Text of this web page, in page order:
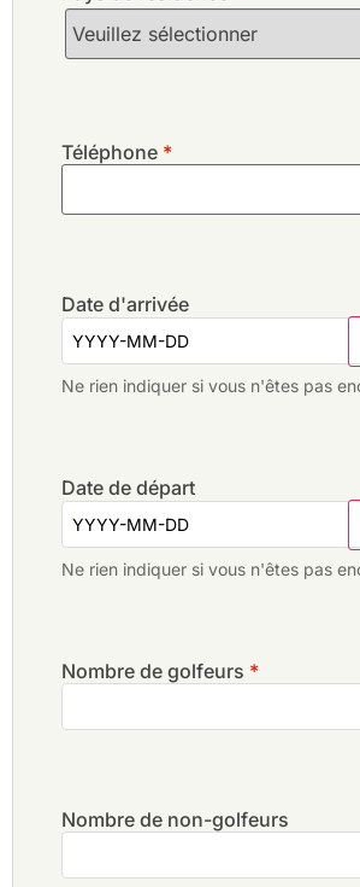
Téléphone *
Date d'arrivée
Ne rien indiquer si vous n'êtes pas
Date de départ
Ne rien indiquer si vous n'êtes pas
Nombre de golfeurs *
Nombre de non-golfeurs